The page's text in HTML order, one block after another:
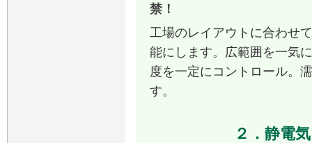
禁！
工場のレイアウトに合わせ
能にします。広範囲を一気
度を一定にコントロール。
す。
２．静電